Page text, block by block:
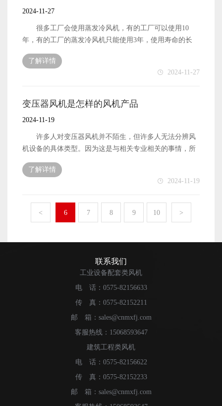
空调离心风机制冷设备的整个使用过程中，实行专职人员
管理办法，按时进行维护保养，从而减少空调离心风机制
冷设备在整个使用过程中的常见故障，提高其使用寿命，
使用这种设备，这已逐渐成为未来隧道建设的一部分。受
欢迎程度与他的认可程度相同。这将成为未来隧道建设的
常规，使人们在高速行驶时有一个更安全的驾驶环境。
前，隧道施工中会安装风扇，因为它可以真正改善当地环
境，使人们在开车时不会受到视线的影响。然而，这种设
作，这些设备也必须连续工作。 总体而言，目前的空
冷器风机已经发展相对成熟，使用寿命仍在提高。我希望
它能发挥更好的作用。因为如果这类设备经常出现问题，
隧道中仍然会出现视觉模糊的问题。因此，我们应该提高
求，从而保证用户的使用安全。 防爆风机的选择标准
又是什么呢？ 防爆风机必须满足防爆的要求。一方
面，防爆风机必须采用防爆电动机;另一方面，防爆风机的
转部件和固定部件之间，必须一软一硬，以防止发生故障
时，部件之间摩擦或碰撞产生火花。比较常见的材质配合
铝，蜗壳采用镀锌板等材料。 应用广泛的防爆风机的
工作原理又是怎样的呢？ 防爆风机主要通过采用行星
转动原理，输入输出轴在同一轴线上，而且有与电机直联
一体的独特性，因而结构紧凑造型美观新颖、体积小、重
量轻。 受人青睐的防爆风机的可以使用在哪些地方？
备排灰、送风和其它设备给料的主要设备，适用于粉状物
料和颗料状物料。为环保、冶金、化工、粮食、食品等工
不会很复杂？ 其实防爆风机的制造材料并不是很复
杂，在材质上也可根据用户需要进行特殊加工，如耐高
需求，就可以制造出一台使用效果良好的防爆风机了。相
2024-11-27
很多工厂会使用蒸发冷风机，有的工厂可以使用10
年，有的工厂的蒸发冷风机只能使用3年，使用寿命的长
短，取决于有否正确使用 在使用环境上，蒸发冷风就
的使用温度范围是20度到50度，夏天南方城市中，特别是
朝南的工厂温度是远远大于50度的，这个时候，开风机的
的。在湿度方面，风机要求环境相对湿度是在百分之85以
在使用过程中，有的工厂生产环境相对比较差，蒸发冷风
机的电线很容易被老鼠咬坏，通常我们要求经常检查电线
连接，不得在机组连接线上重压，拉伸，甚至是不按照说
业人士进行操作。在安装使用时，不仅要注意环境，还要
注意一些细节，不得使用不正确的保险丝或者其他金属代
使用说明。 蒸发冷风机是一种具有降温换气防尘于一
的使用，为什么大家都会选择蒸发冷风机呢？ 第一个
优点，它的成本低，且效能大。今年随着铜价格的上涨，
中央空调的价格水涨船高，在往年的旺季，同等的面积
下，中央空调的价格是蒸发冷风机的一半左右，今年的中
央空调价格会远远的超过一半。在价格上，蒸发冷风机有
值上，蒸发冷风机一小时的耗电量大约在3度以内，实际上
根据气温的不同，人流的不同，这个数值会有所提高，但
是整体上和其他换气设备相比，它的能耗还是很低的，耗
电量在同等面积中只有传统空调的六分之一，是非常的节
天，机组一般降温可以达到4度到12度不等，在相对干燥的
了解详情
2024-11-27
变压器风机是怎样的风机产品
2024-11-19
许多人对变压器风机并不陌生，但许多人无法分辨风
机设备的具体类型。因为这是与相关专业相关的事情，所
以非专业领域的人通常很难弄清楚。可以知道，目前的风
机设备非常全面。因为在阅读主流制造商提供的产品后，
你可以看到几十种不同类型的产品。这是产品市场精细结
代是非常必要的，可以进一步扩大市场。 现在的风机
设备主要有哪些类型 现在，风机设备的划分更加明
离心风机、屋顶风机和变压器风机五大类。一些设备的适
用领域已经明确划分。例如，消防和排烟通常与消防有
关。由于火灾通常是由缺乏通风引起的，因此需要此类设
可以对通风不良的地方进行排气和通风，更好地避免潮
湿，使室内空气更新鲜。 变压器风机的环境保护怎么
样 环境保护已成为这个时代不可或缺的一部分。产品
和服务都必须符合这一标准，才能正常为人民服务。这种
足环保的要求，需要提高设备的环保性能，使其在这个时
代发挥更好的作用。不仅仅是个人的事情，而是全人类都
在努力做的事情。在废气排放方面，现在很多设备都会在
设备上加装环保装置，以便更顺利地投入使用。 如何
了解详情
2024-11-19
< 6 7 8 9 10 >
联系我们
工业设备配套类风机
电 话：0575-82156633
传 真：0575-82152211
邮 箱：sales@cnmxfj.com
客服热线：15068593647
建筑工程类风机
电 话：0575-82156622
传 真：0575-82152233
邮 箱：sales@cnmxfj.com